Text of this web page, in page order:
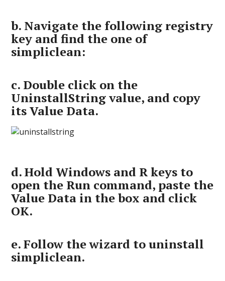
b. Navigate the following registry
key and find the one of
simpliclean:
c. Double click on the
UninstallStringvalue, and copy
itsValue Data.
d.HoldWindows and Rkeys to
open the Run command, paste the
Value Data in the box and click
OK.
e.Follow the wizard to uninstall
simpliclean.